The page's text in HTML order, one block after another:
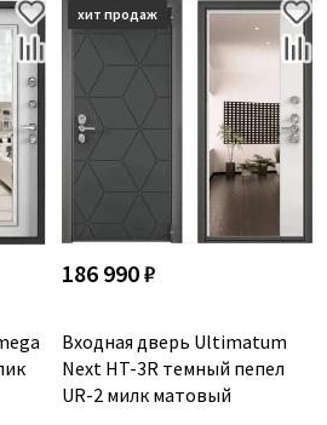
186 990 ₽
Входная дверь Ultimatum
Next HT-3R темный пепел
UR-2 милк матовый